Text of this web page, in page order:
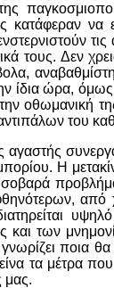
να
τους. Δεν
ώρα, όμως,
οθωμανική
του
αγαστής
Η
σοβαρά
από
και των
ποια
τα μέτρα
μας.